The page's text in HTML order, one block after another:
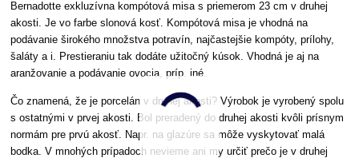
Bernadotte exkluzívna kompótová misa s priemerom 23 cm v druhej
akosti.Je vo farbe slonová kosť. Kompótová misa je vhodná na
podávanie širokého množstva potravín, najčastejšie kompóty, prílohy,
šaláty a i. Prestieraniu tak dodáte užitočný kúsok. Vhodná je aj na
aranžovanie a podávanie ovocia, príp. iné.
Čo znamená, že je porcelán v druhej akosti? Výrobok je vyrobený spolu
s ostatnými v prvej akosti. Bol preradený do druhej akosti kvôli prísnym
normám pre prvú akosť. Napr. na glazúre sa môže vyskytovať malá
bodka. V mnohých prípadoch nevieme ani my určiť prečo je v druhej